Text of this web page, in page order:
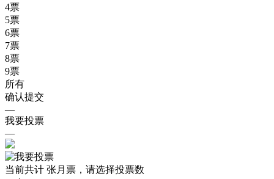
4票
5票
6票
7票
8票
9票
所有
确认提交
—
我要投票
—
当前共计 张月票，请选择投票数